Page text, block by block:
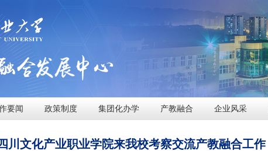
要闻 政策制度 集团化办学 产教融合 企业风采
川文化产业职业学院来我校考察交流产教融合工作